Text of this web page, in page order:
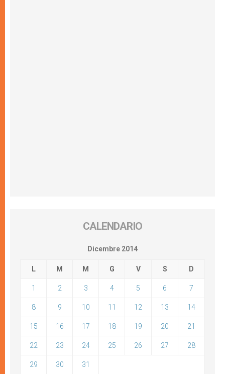
CALENDARIO
Dicembre 2014
L M M G V S D
1 2 3 4 5 6 7
8 9 10 11 12 13 14
15 16 17 18 19 20 21
22 23 24 25 26 27 28
29 30 31